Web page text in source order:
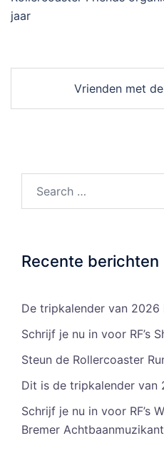
jaar
navigationVrienden met
Recente berichten
De tripkalender van 2026
Schrijf je nu in voor RF’s
Steun de Rollercoaster
Dit is de tripkalender van
Schrijf je nu in voor RF’s
Bremer